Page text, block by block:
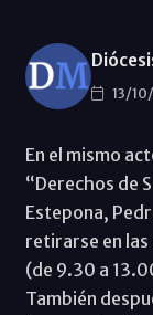
13/
En el mismo
“Derechos de
Estepona,
retirarse en las
(de 9.30 a
También